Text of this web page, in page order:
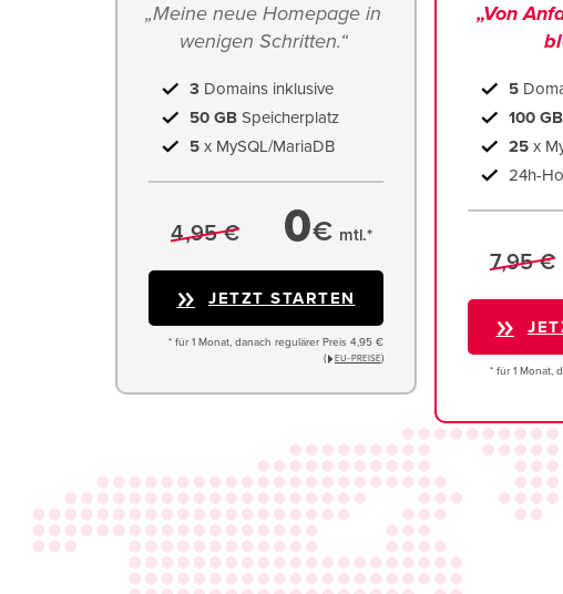
„Meine neue Homepage in
wenigen Schritten.“
3 Domains inklusive
50 GB Speicherplatz
5 x MySQL/MariaDB
4,95 € 0€ mtl.*
JETZT STARTEN
* für 1 Monat, danach regulärer Preis 4,95 €
(
EU−PREISE)
„Von
5
100 GB
25 x
24h-
7,95 €
* für 1 Monat,